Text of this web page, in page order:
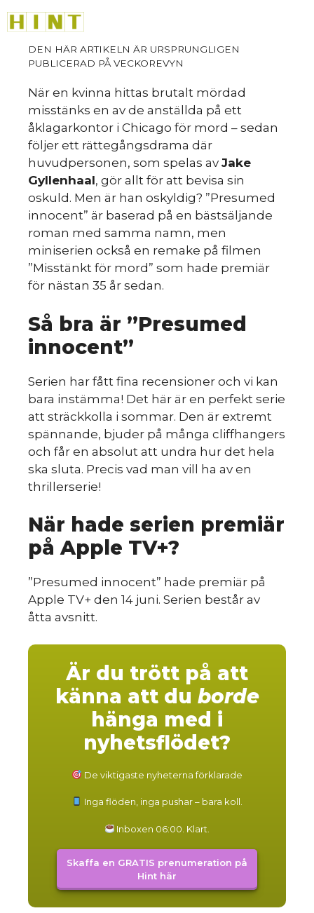
till
innehåll
När en kvinna hittas brutalt mördad
misstänks en av de anställda på ett
åklagarkontor i Chicago för mord – sedan
följer ett rättegångsdrama där
huvudpersonen, som spelas av Jake
Gyllenhaal, gör allt för att bevisa sin
oskuld. Men är han oskyldig? ”Presumed
innocent” är baserad på en bästsäljande
roman med samma namn, men
miniserien också en remake på filmen
”Misstänkt för mord” som hade premiär
för nästan 35 år sedan.
Så bra är ”Presumed
innocent”
Serien har fått fina recensioner och vi kan
bara instämma! Det här är en perfekt serie
att sträckkolla i sommar. Den är extremt
spännande, bjuder på många cliffhangers
och får en absolut att undra hur det hela
ska sluta. Precis vad man vill ha av en
thrillerserie!
När hade serien premiär
på Apple TV+?
”Presumed innocent” hade premiär på
Apple TV+ den 14 juni. Serien består av
åtta avsnitt.
Är du trött på att
känna att du borde
hänga med i
nyhetsflödet?
De viktigaste nyheterna förklarade
Inga flöden, inga pushar – bara koll.
Inboxen 06:00. Klart.
Skaffa en GRATIS prenumeration på
Hint här